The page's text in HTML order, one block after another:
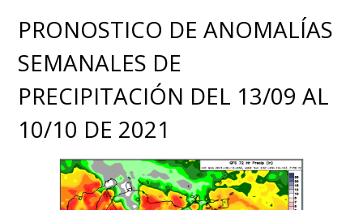
PRONOSTICO DE ANOMALÍAS
SEMANALES DE
PRECIPITACIÓN DEL 13/09 AL
10/10 DE 2021